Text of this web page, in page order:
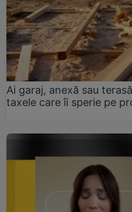
Ai garaj, anexă sau
taxele care îi sperie pe